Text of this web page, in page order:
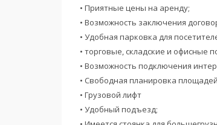
• Приятные цены на аренду;
• Возможность заключения
• Удобная парковка для
• торговые, складские и офисные
• Возможность подключения
• Свободная планировка
• Грузовой лифт
• Удобный подъезд;